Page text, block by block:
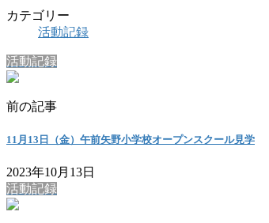
カテゴリー
活動記録
活動記録
前の記事
11月13日（金）午前矢野小学校オープンスクール見学
2023年10月13日
活動記録